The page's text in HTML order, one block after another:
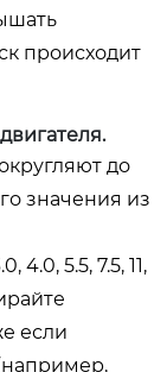
происходит
до
значения из
4.0, 5.5, 7.5, 11,
если